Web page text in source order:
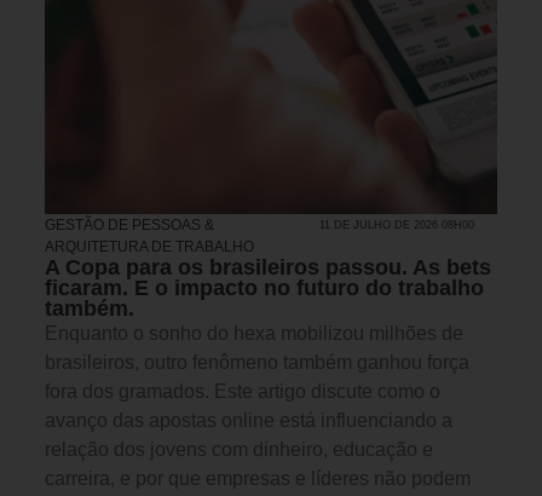
GESTÃO DE PESSOAS &
ARQUITETURA DE TRABALHO
11 DE JULHO DE 2026 08H00
A Copa para os brasileiros passou. As bets
ficaram. E o impacto no futuro do trabalho
também.
Enquanto o sonho do hexa mobilizou milhões de
brasileiros, outro fenômeno também ganhou força
fora dos gramados. Este artigo discute como o
avanço das apostas online está influenciando a
relação dos jovens com dinheiro, educação e
carreira, e por que empresas e líderes não podem